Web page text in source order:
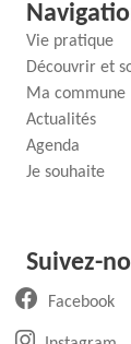
Vie pratique
Découvrir et
Ma commune
Actualités
Agenda
Je souhaite
Suivez-
Facebook